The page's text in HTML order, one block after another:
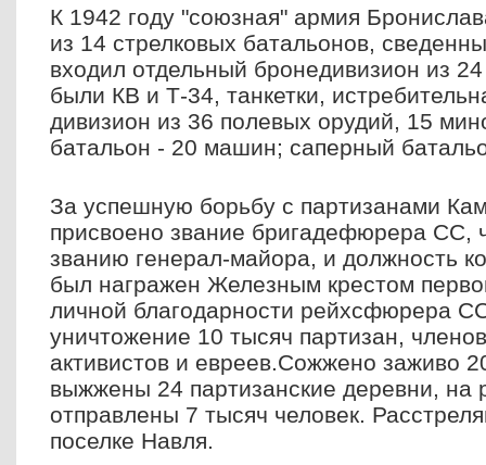
К 1942 году "союзная" армия
из 14 стрелковых батальонов,
входил отдельный бронедивизион из
были КВ и Т-34, танкетки,
дивизион из 36 полевых орудий, 15
батальон - 20 машин; саперный
За успешную борьбу с партизанами
присвоено звание бригадефюрера СС,
званию генерал-майора, и должность
был награжен Железным крестом
личной благодарности рейхсфюрера
уничтожение 10 тысяч партизан,
активистов и евреев.Сожжено заживо
выжжены 24 партизанские деревни, на
отправлены 7 тысяч человек.
поселке Навля.